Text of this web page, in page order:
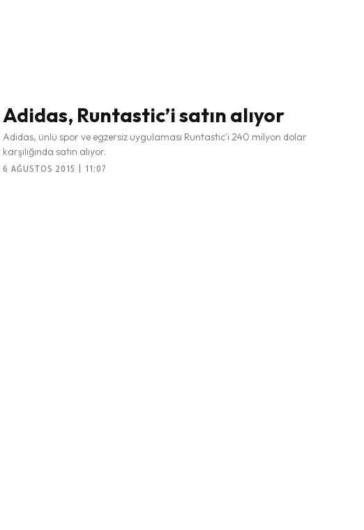
Adidas, Runtastic’i satın alıyor
Adidas, ünlü spor ve egzersiz uygulaması Runtastic'i 240 milyon dolar
karşılığında satın alıyor.
6 AĞUSTOS 2015 | 11:07